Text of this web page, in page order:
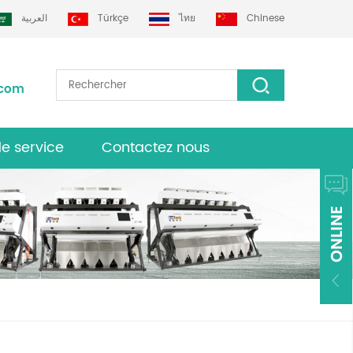
العربية Türkçe ไทย Chinese
service Contactez nous